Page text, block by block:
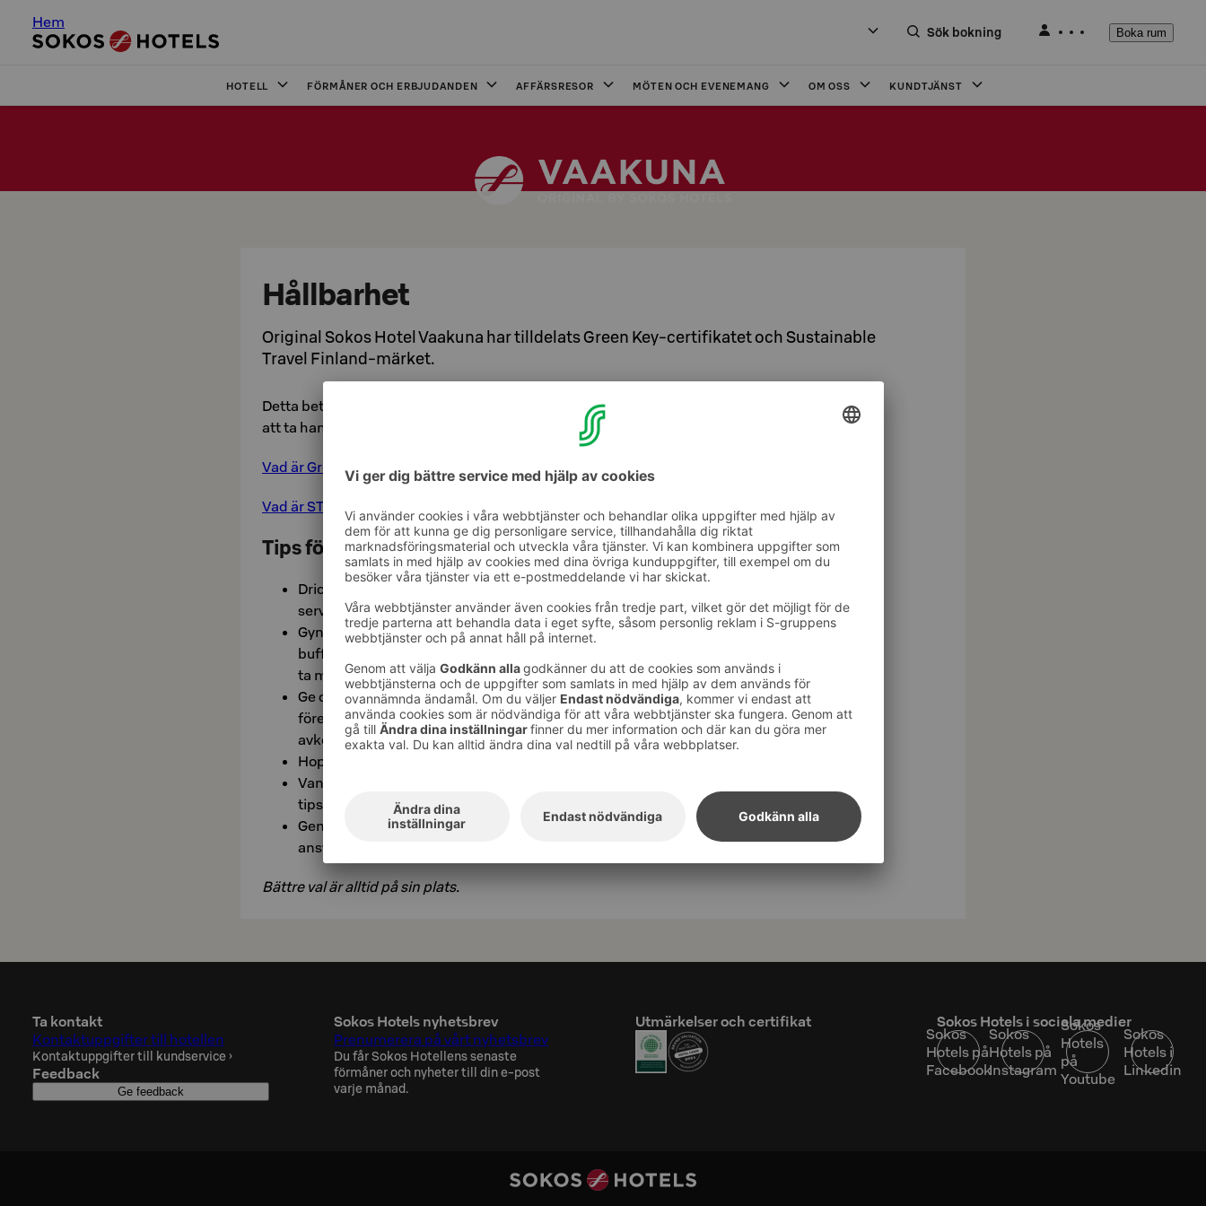
Hem
Sök bokning Boka rum
HOTELL FÖRMÅNER OCH ERBJUDANDEN AFFÄRSRESOR MÖTEN OCH EVENEMANG OM OSS KUNDTJÄNST
Hållbarhet
Original Sokos Hotel Vaakuna har tilldelats Green Key-certifikatet och Sustainable
Travel Finland-märket.
Detta betyder att vi arbetar enligt strikta miljökriterier och bidrar till
att ta hand om miljön.
Vad är Green Key? >>
Vad är STF-märket? >>
Tips för Ansvarstagande
Drick rent kranvatten. Glas finns på rummen, och vatten
serveras i kannor i restaurangerna.
Gynna lokal mat i restaurangen och vid frukosten. Även om
buffén är full av delikatesser, börja med en mindre portion och
ta mer om du fortfarande orkar.
Ge och upplev gåvor.Istället för traditionella materiella gåvor,
föredra presentkort, restaurangmiddagar och helgpaket med
avkoppling.
Hoppa på en cykel eller använd kollektivtrafik.
Vandra i närliggande destinationer. Fråga vår reception om
tips på de bästa lokala och närliggande vandringslederna.
Genom att välja ett hotell med Green Key-märket främjar du
ansvarsfull och mer hållbar turism. Tack för att du bryr dig!
Bättre val är alltid på sin plats.
Ta kontakt
Kontaktuppgifter till hotellen
Kontaktuppgifter till kundservice ›
Feedback
Ge feedback
Sokos Hotels nyhetsbrev
Prenumerera på vårt nyhetsbrev
Du får Sokos Hotellens senaste
förmåner och nyheter till din e-post
varje månad.
Utmärkelser och certifikat Sokos Hotels i sociala medier
Sokos
Hotels på
Facebook
Sokos
Hotels på
Instagram
Sokos
Hotels
på
Youtube
Sokos
Hotels i
Linkedin